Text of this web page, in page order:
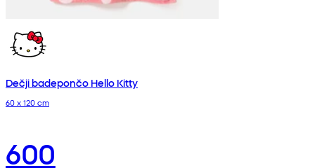
Dečji badepončo Hello Kitty
60 x 120 cm
600